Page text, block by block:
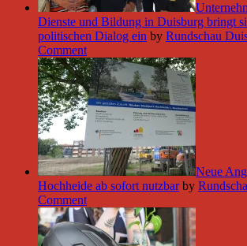
Dienste und Bildung in Duisburg bringt
politischen Dialog ein by Rundschau
Comment
Neue
Hochheide ab sofort nutzbar by
Comment